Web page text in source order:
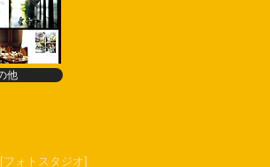
他
[フォトスタジオ]